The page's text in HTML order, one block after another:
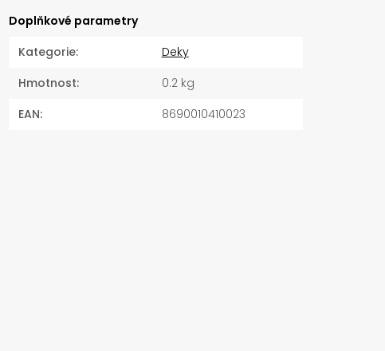
Doplňkové parametry
Kategorie:
Deky
Hmotnost:
0.2 kg
EAN: 8690010410023